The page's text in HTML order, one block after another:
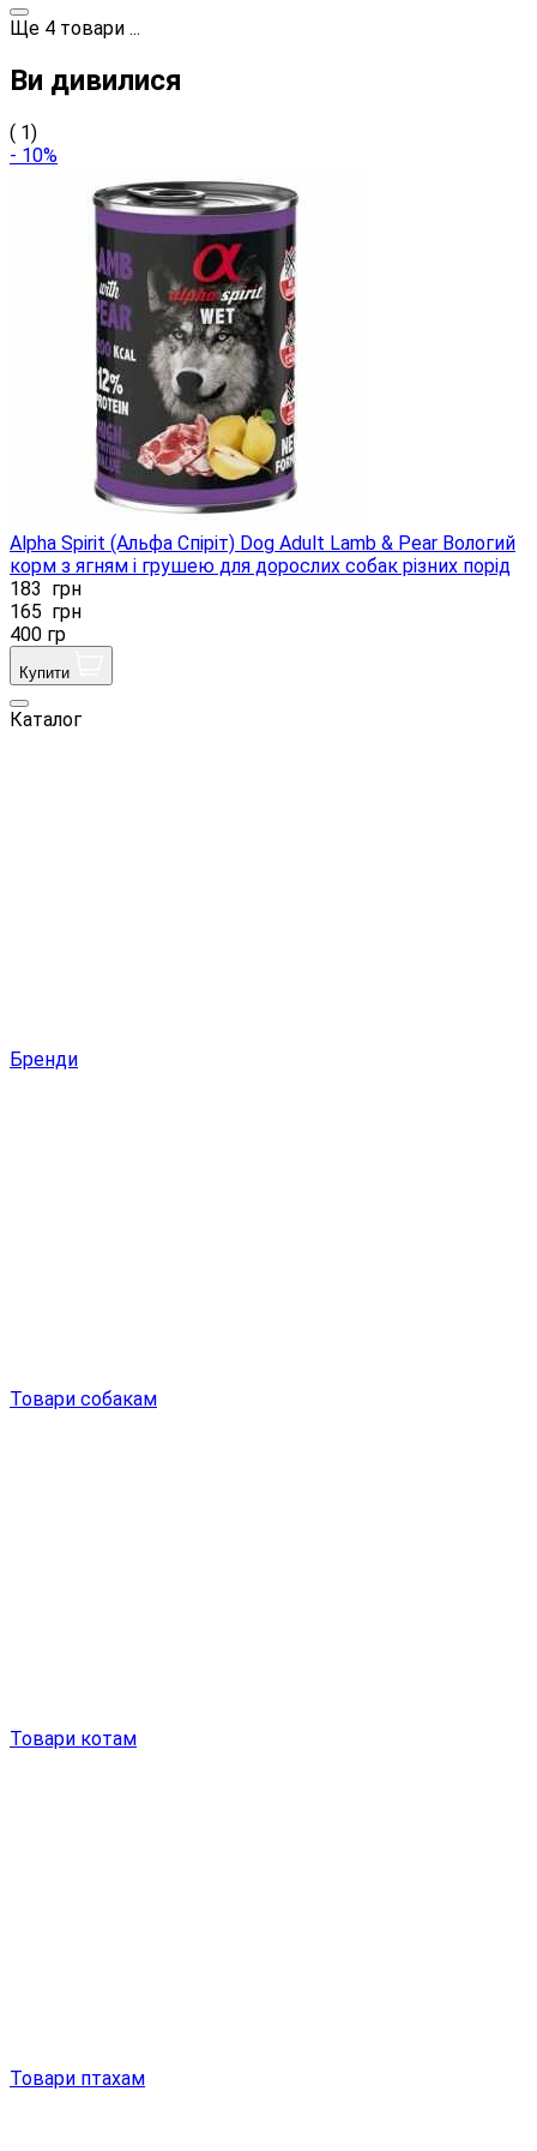
Ще 4 товари ...
Ви дивилися
( 1)
- 10%
Alpha Spirit (Альфа Спіріт) Dog Adult Lamb & Pear Вологий
корм з ягням і грушею для дорослих собак різних порід
183 грн
165 грн
400 гр
Купити
Каталог
Бренди
Товари собакам
Товари котам
Товари птахам